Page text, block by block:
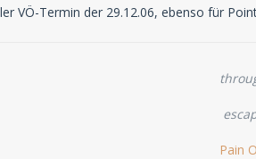
VÖ-Termin der 29.12.06, ebenso für
Pain